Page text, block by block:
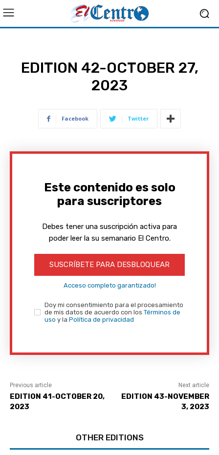
EDITION 42-OCTOBER 27,
2023
Facebook Twitter
Este contenido es solo
para suscriptores
Debes tener una suscripción activa para
poder leer la su semanario El Centro.
SUSCRÍBETE PARA DESBLOQUEAR
Acceso completo garantizado!
Doy mi consentimiento para el procesamiento
de mis datos de acuerdo con los Términos de
uso y la Política de privacidad
Previous article
EDITION 41-OCTOBER 20,
2023
Next article
EDITION 43-NOVEMBER
3, 2023
OTHER EDITIONS